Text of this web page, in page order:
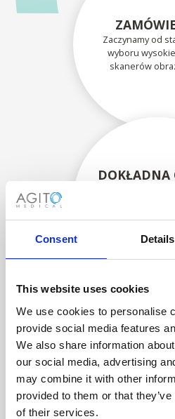
Consent Details
This website uses cookies
We use cookies to personalise
provide social media features
We also share information
our social media, advertising
may combine it with other
provided to them or that
of their services.
Zaczynamy od
wyboru
skanerów
DOKŁADNA
Z
Użyteczne
skrupulatnie
bezpiecznym
zapewniając
ani